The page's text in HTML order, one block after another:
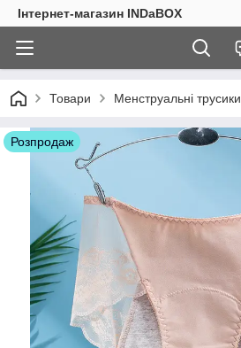
Інтернет-магазин INDaBOX
Товари Менструальні трусики
Розпродаж